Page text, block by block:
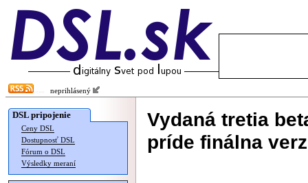
neprihlásený
DSL pripojenie
Ceny DSL
Dostupnosť DSL
Fórum o DSL
Výsledky meraní
Vydaná tretia
príde finálna